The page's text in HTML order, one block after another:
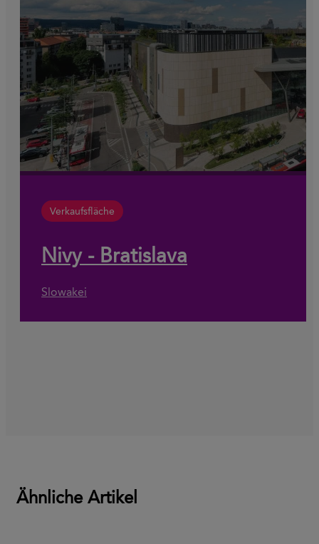
Verkaufsfläche
Nivy - Bratislava
Slowakei
Ähnliche Artikel